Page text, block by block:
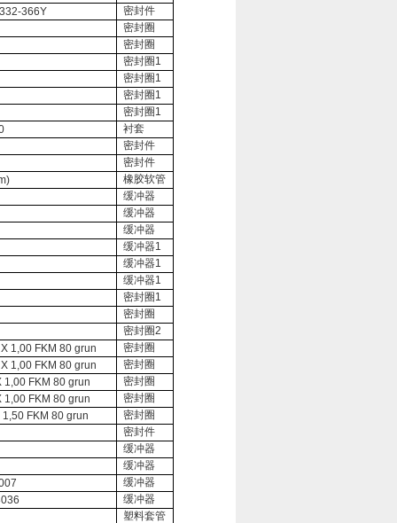
366Y
密封件
密封圈
密封圈
密封圈 1
密封圈 1
密封圈 1
密封圈 1
衬套
密封件
密封件
橡胶软管
缓冲器
缓冲器
缓冲器
缓冲器1
缓冲器1
缓冲器1
密封圈 1
密封圈
密封圈2
1,00 FKM 80 grun
密封圈
1,00 FKM 80 grun
密封圈
FKM 80 grun
密封圈
FKM 80 grun
密封圈
FKM 80 grun
密封圈
密封件
缓冲器
缓冲器
缓冲器
缓冲器
塑料套管